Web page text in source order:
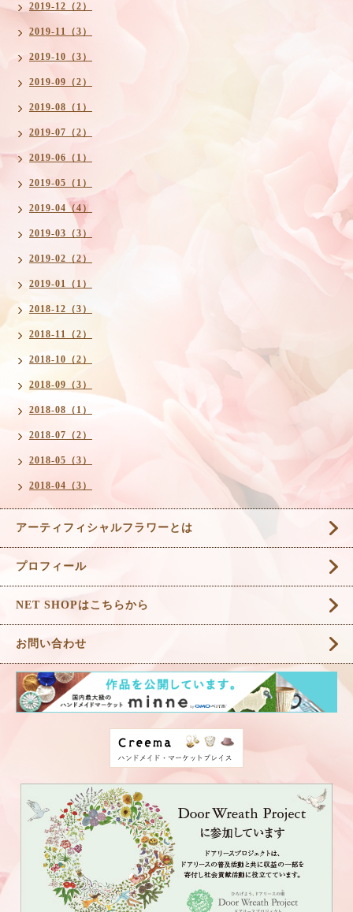
2019-12（2）
2019-11（3）
2019-10（3）
2019-09（2）
2019-08（1）
2019-07（2）
2019-06（1）
2019-05（1）
2019-04（4）
2019-03（3）
2019-02（2）
2019-01（1）
2018-12（3）
2018-11（2）
2018-10（2）
2018-09（3）
2018-08（1）
2018-07（2）
2018-05（3）
2018-04（3）
アーティフィシャルフラワーとは
プロフィール
NET SHOPはこちらから
お問い合わせ